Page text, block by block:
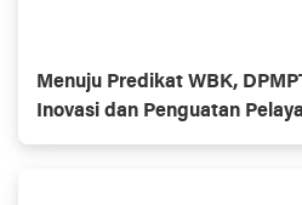
Menuju Predikat WBK,
Inovasi dan Penguatan